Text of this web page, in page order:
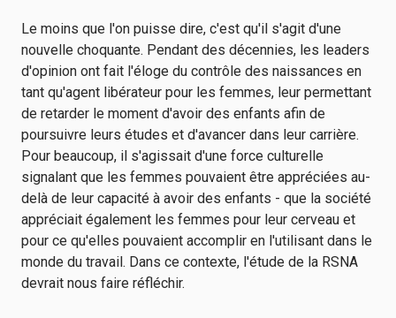
Le moins que l'on puisse dire, c'est qu'il s'agit d'une
nouvelle choquante. Pendant des décennies, les leaders
d'opinion ont fait l'éloge du contrôle des naissances en
tant qu'agent libérateur pour les femmes, leur permettant
de retarder le moment d'avoir des enfants afin de
poursuivre leurs études et d'avancer dans leur carrière.
Pour beaucoup, il s'agissait d'une force culturelle
signalant que les femmes pouvaient être appréciées au-
delà de leur capacité à avoir des enfants - que la société
appréciait également les femmes pour leur cerveau et
pour ce qu'elles pouvaient accomplir en l'utilisant dans le
monde du travail. Dans ce contexte, l'étude de la RSNA
devrait nous faire réfléchir.